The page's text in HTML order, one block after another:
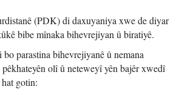
(PDK) di daxuyaniya xwe de diyar
bibe mînaka bihevrejiyan û biratiyê.
parastina bihevrejiyanê û nemana
olî û neteweyî yên bajêr xwedî
gotin: